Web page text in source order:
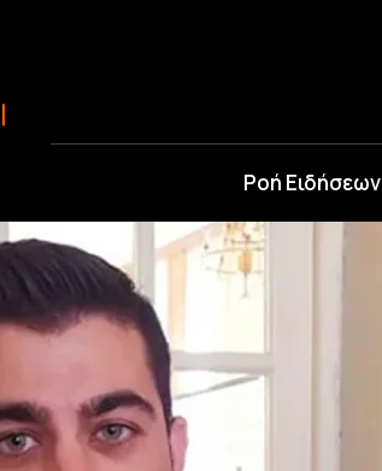
Ροή Ειδήσεων